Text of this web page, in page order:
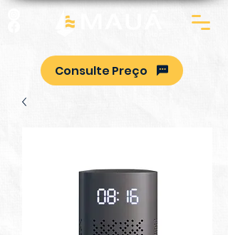
Consulte Preço